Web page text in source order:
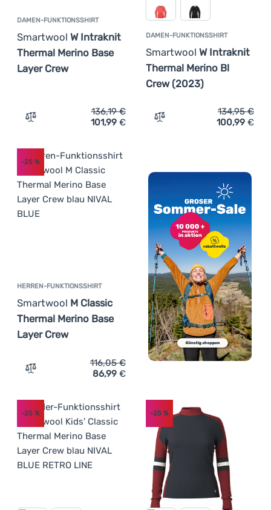
DAMEN-FUNKTIONSSHIRT
Smartwool W Intraknit
Thermal Merino Base
Layer Crew
Zum Vergleich 'Damen-Funktionsshirt Smartwool W
136,19€
101,99 €
DAMEN-FUNKTIONSSHIRT
Smartwool W Intraknit
Thermal Merino Bl
Crew (2023)
Zum Vergleich 'Damen-
134,95€
100,99 €
HERREN-FUNKTIONSSHIRT
Smartwool M Classic
Thermal Merino Base
Layer Crew
-25 %
Zum Vergleich 'Herren-Funktionsshirt Smartwool M
116,05€
86,99 €
-25 % -25%